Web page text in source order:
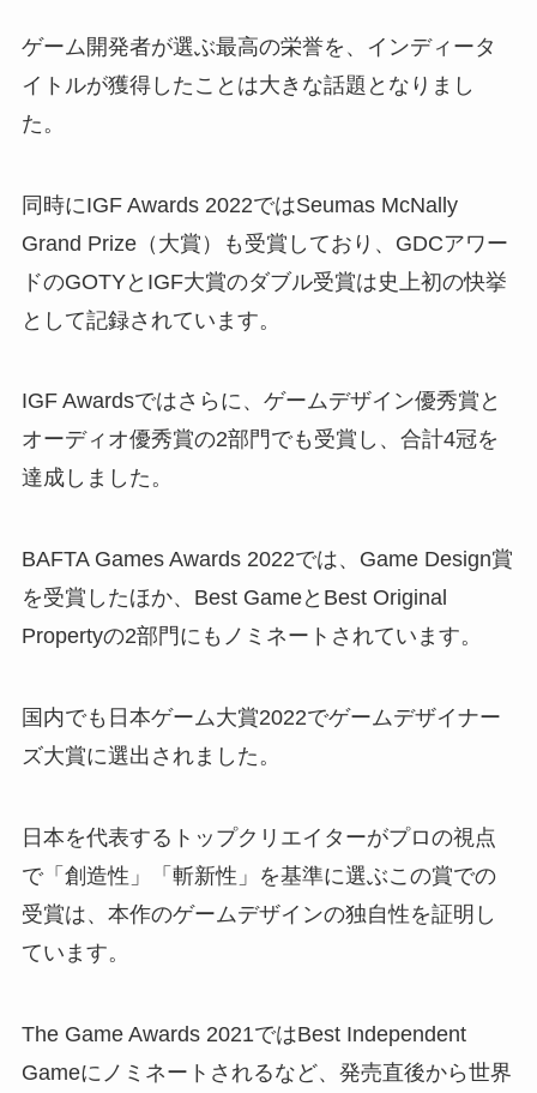
ゲーム開発者が選ぶ最高の栄誉を、インディータ
イトルが獲得したことは大きな話題となりまし
た。
同時にIGF Awards 2022ではSeumas McNally
Grand Prize（大賞）も受賞しており、GDCアワー
ドのGOTYとIGF大賞のダブル受賞は史上初の快挙
として記録されています。
IGF Awardsではさらに、ゲームデザイン優秀賞と
オーディオ優秀賞の2部門でも受賞し、合計4冠を
達成しました。
BAFTA Games Awards 2022では、Game Design賞
を受賞したほか、Best GameとBest Original
Propertyの2部門にもノミネートされています。
国内でも日本ゲーム大賞2022でゲームデザイナー
ズ大賞に選出されました。
日本を代表するトップクリエイターがプロの視点
で「創造性」「斬新性」を基準に選ぶこの賞での
受賞は、本作のゲームデザインの独自性を証明し
ています。
The Game Awards 2021ではBest Independent
Gameにノミネートされるなど、発売直後から世界